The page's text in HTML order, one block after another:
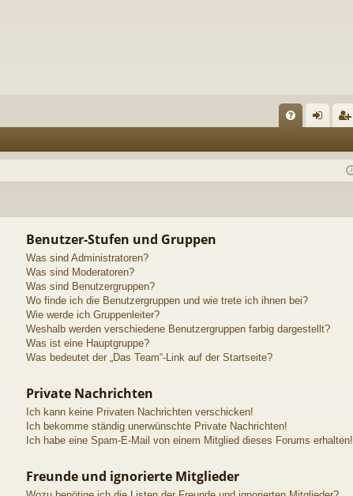
Q m ist
Benutzer-Stufen und Gruppen
Was sind Administratoren?
Was sind Moderatoren?
Was sind Benutzergruppen?
Wo finde ich die Benutzergruppen und wie trete ich ihnen bei?
Wie werde ich Gruppenleiter?
Weshalb werden verschiedene Benutzergruppen farbig dargestellt?
Was ist eine Hauptgruppe?
Was bedeutet der „Das Team“-Link auf der Startseite?
Private Nachrichten
Ich kann keine Privaten Nachrichten verschicken!
Ich bekomme ständig unerwünschte Private Nachrichten!
Ich habe eine Spam-E-Mail von einem Mitglied dieses Forums erhalten!
Freunde und ignorierte Mitglieder